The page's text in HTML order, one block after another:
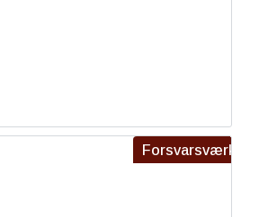
Forsvarsværk